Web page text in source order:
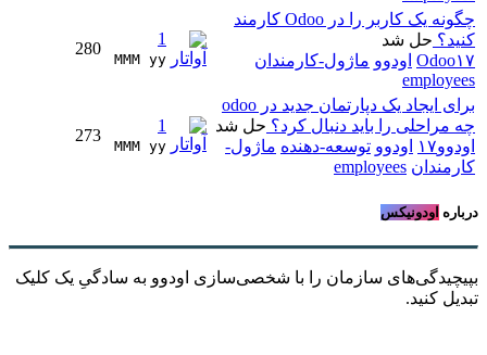
چگونه یک کاربر را در Odoo کارمند
کنید؟ حل شد
Odoo۱۷ اودوو ماژول-کارمندان
employees
1
MMM yy
280
برای ایجاد یک دپارتمان جدید در odoo
چه مراحلی را باید دنبال کرد؟ حل شد
اودوو۱۷
اودوو توسعه-دهنده ماژول-
کارمندان employees
1
MMM yy
273
درباره اودونیکس
بپیچیدگی‌های سازمان را با شخصی‌سازی اودوو به سادگیِ یک کلیک
تبدیل کنید.